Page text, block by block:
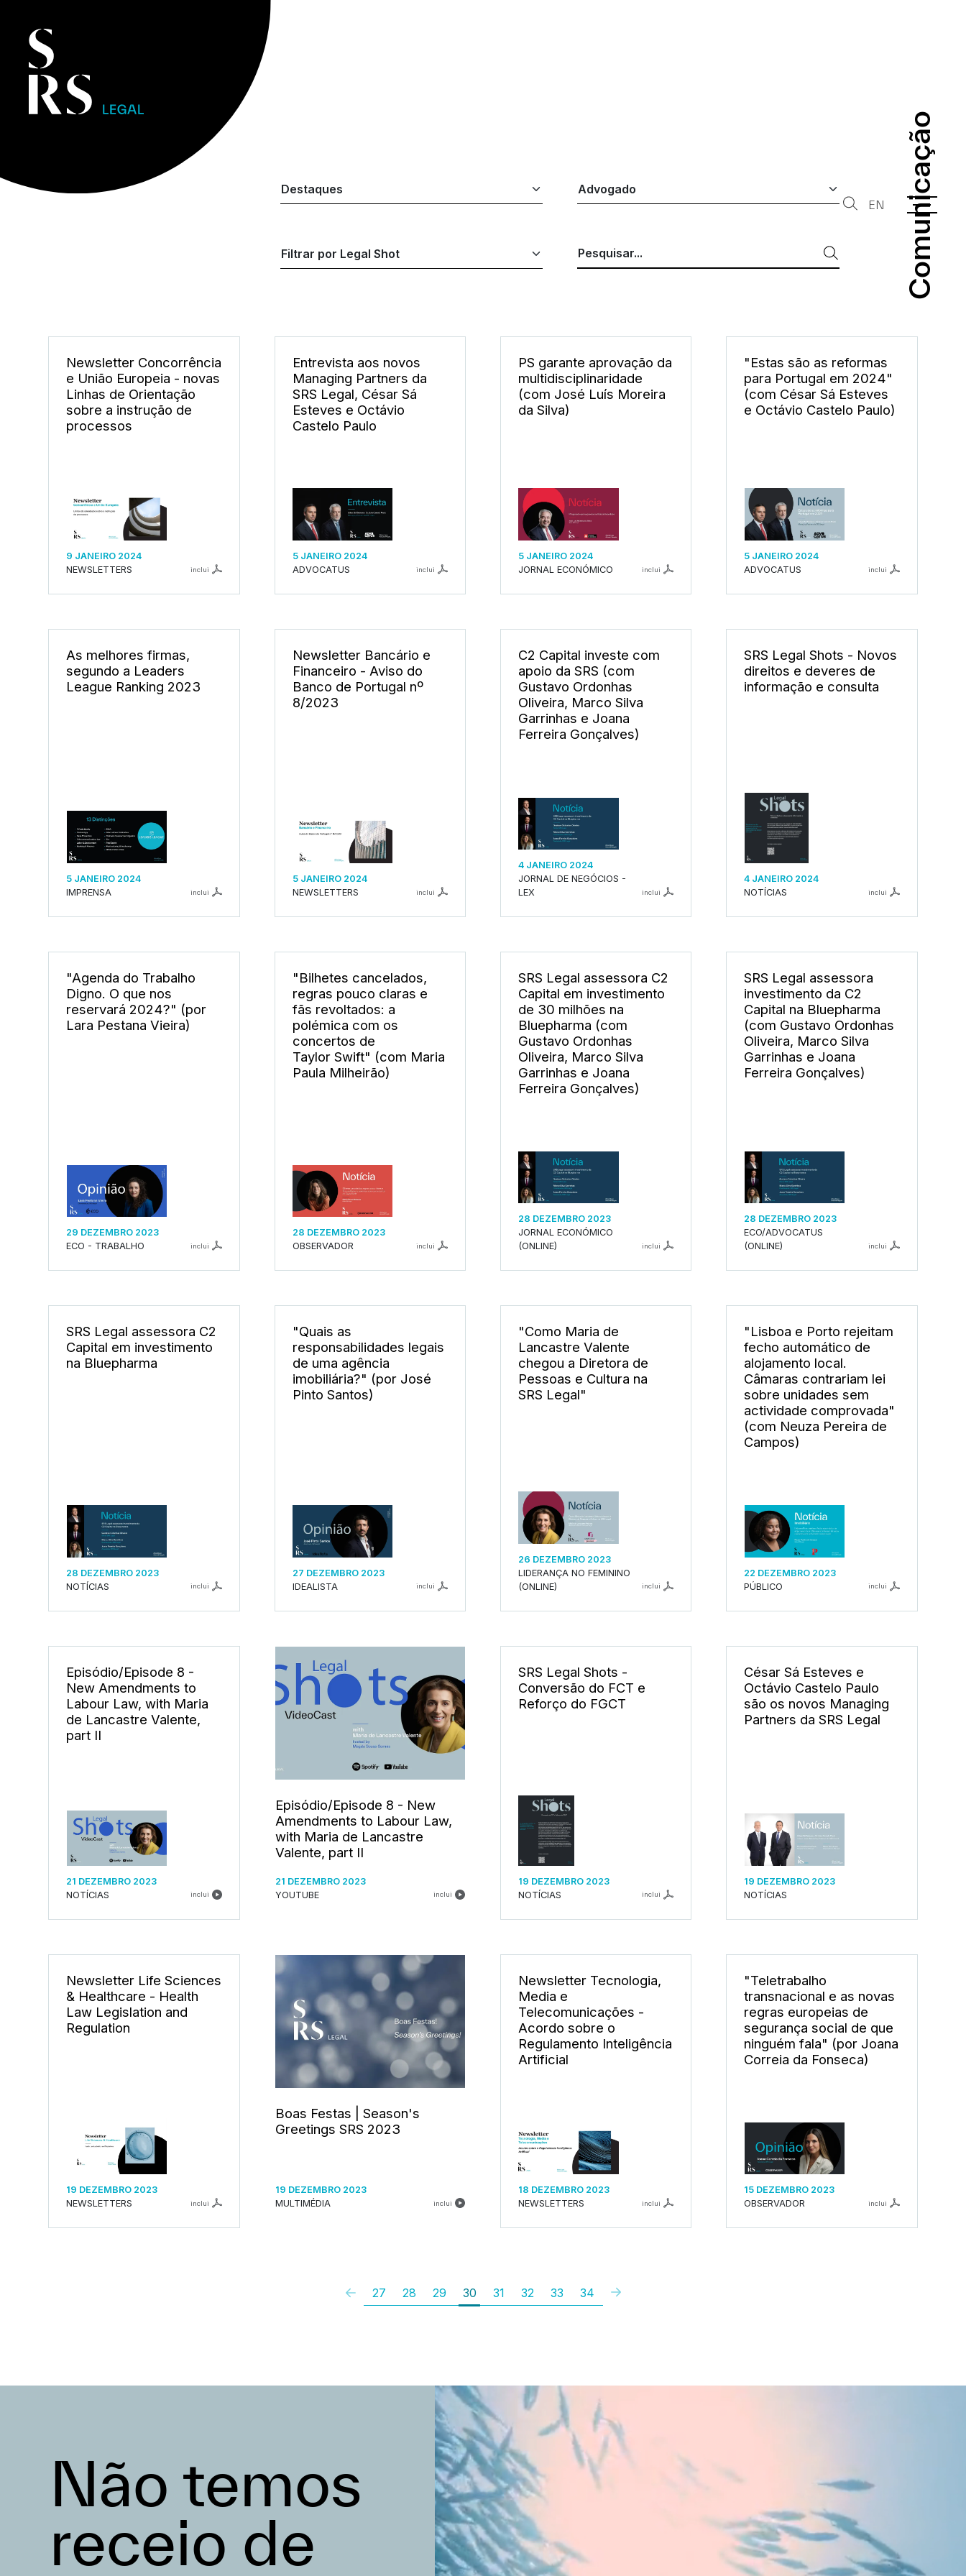
Comunicação
Comunicação
EN
Newsletter Concorrência
e União Europeia - novas
Linhas de Orientação
sobre a instrução de
processos
9 JANEIRO 2024
NEWSLETTERS
inclui
Entrevista aos novos
Managing Partners da
SRS Legal, César Sá
Esteves e Octávio
Castelo Paulo
5 JANEIRO 2024
ADVOCATUS
inclui
PS garante aprovação da
multidisciplinaridade
(com José Luís Moreira
da Silva)
5 JANEIRO 2024
JORNAL ECONÓMICO
inclui
"Estas são as reformas
para Portugal em 2024"
(com César Sá Esteves
e Octávio Castelo Paulo)
5 JANEIRO 2024
ADVOCATUS
inclui
As melhores firmas,
segundo a Leaders
League Ranking 2023
5 JANEIRO 2024
IMPRENSA
inclui
Newsletter Bancário e
Financeiro - Aviso do
Banco de Portugal nº
8/2023
5 JANEIRO 2024
NEWSLETTERS
inclui
C2 Capital investe com
apoio da SRS (com
Gustavo Ordonhas
Oliveira, Marco Silva
Garrinhas e Joana
Ferreira Gonçalves)
4 JANEIRO 2024
JORNAL DE NEGÓCIOS -
LEX
inclui
SRS Legal Shots - Novos
direitos e deveres de
informação e consulta
4 JANEIRO 2024
NOTÍCIAS
inclui
"Agenda do Trabalho
Digno. O que nos
reservará 2024?" (por
Lara Pestana Vieira)
29 DEZEMBRO 2023
ECO - TRABALHO
inclui
"Bilhetes cancelados,
regras pouco claras e
fãs revoltados: a
polémica com os
concertos de
Taylor Swift" (com Maria
Paula Milheirão)
28 DEZEMBRO 2023
OBSERVADOR
inclui
SRS Legal assessora C2
Capital em investimento
de 30 milhões na
Bluepharma (com
Gustavo Ordonhas
Oliveira, Marco Silva
Garrinhas e Joana
Ferreira Gonçalves)
28 DEZEMBRO 2023
JORNAL ECONÓMICO
(ONLINE)
inclui
SRS Legal assessora
investimento da C2
Capital na Bluepharma
(com Gustavo Ordonhas
Oliveira, Marco Silva
Garrinhas e Joana
Ferreira Gonçalves)
28 DEZEMBRO 2023
ECO/ADVOCATUS
(ONLINE)
inclui
SRS Legal assessora C2
Capital em investimento
na Bluepharma
28 DEZEMBRO 2023
NOTÍCIAS
inclui
"Quais as
responsabilidades legais
de uma agência
imobiliária?" (por José
Pinto Santos)
27 DEZEMBRO 2023
IDEALISTA
inclui
"Como Maria de
Lancastre Valente
chegou a Diretora de
Pessoas e Cultura na
SRS Legal"
26 DEZEMBRO 2023
LIDERANÇA NO FEMININO
(ONLINE)
inclui
"Lisboa e Porto rejeitam
fecho automático de
alojamento local.
Câmaras contrariam lei
sobre unidades sem
actividade comprovada"
(com Neuza Pereira de
Campos)
22 DEZEMBRO 2023
PÚBLICO
inclui
Episódio/Episode 8 -
New Amendments to
Labour Law, with Maria
de Lancastre Valente,
part II
21 DEZEMBRO 2023
NOTÍCIAS
inclui
Episódio/Episode 8 - New
Amendments to Labour Law,
with Maria de Lancastre
Valente, part II
21 DEZEMBRO 2023
YOUTUBE
inclui
SRS Legal Shots -
Conversão do FCT e
Reforço do FGCT
19 DEZEMBRO 2023
NOTÍCIAS
inclui
César Sá Esteves e
Octávio Castelo Paulo
são os novos Managing
Partners da SRS Legal
19 DEZEMBRO 2023
NOTÍCIAS
Newsletter Life Sciences
& Healthcare - Health
Law Legislation and
Regulation
19 DEZEMBRO 2023
NEWSLETTERS
inclui
Boas Festas | Season's
Greetings SRS 2023
19 DEZEMBRO 2023
MULTIMÉDIA
inclui
Newsletter Tecnologia,
Media e
Telecomunicações -
Acordo sobre o
Regulamento Inteligência
Artificial
18 DEZEMBRO 2023
NEWSLETTERS
inclui
"Teletrabalho
transnacional e as novas
regras europeias de
segurança social de que
ninguém fala" (por Joana
Correia da Fonseca)
15 DEZEMBRO 2023
OBSERVADOR
inclui
27 28 29 30 31 32 33 34
Não temos
receio de